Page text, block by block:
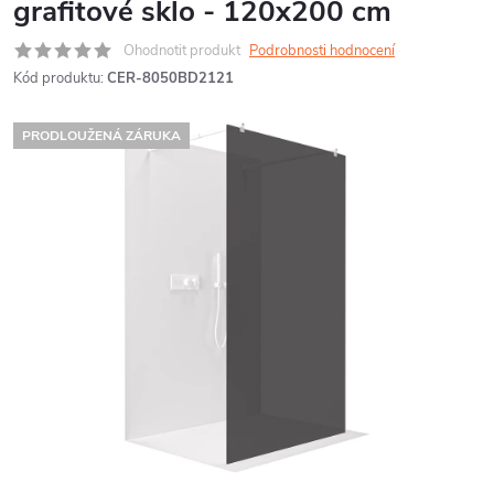
grafitové sklo - 120x200 cm
Ohodnotit produkt Podrobnosti hodnocení
Kód produktu: CER-8050BD2121
PRODLOUŽENÁ ZÁRUKA